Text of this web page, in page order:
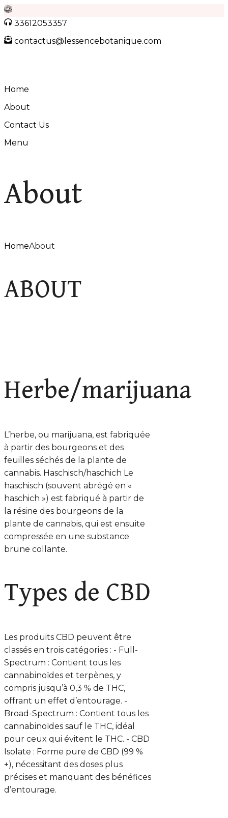
Skip
to
33612053357
contactus@lessencebotanique.com
Home
About
Contact Us
Menu
About
HomeAbout
ABOUT
Herbe/marijuana
L’herbe, ou marijuana, est fabriquée
à partir des bourgeons et des
feuilles séchés de la plante de
cannabis. Haschisch/haschich Le
haschisch (souvent abrégé en «
haschich ») est fabriqué à partir de
la résine des bourgeons de la
plante de cannabis, qui est ensuite
compressée en une substance
brune collante.
Types de CBD
Les produits CBD peuvent être
classés en trois catégories : - Full-
Spectrum : Contient tous les
cannabinoïdes et terpènes, y
compris jusqu’à 0,3 % de THC,
offrant un effet d’entourage. -
Broad-Spectrum : Contient tous les
cannabinoïdes sauf le THC, idéal
pour ceux qui évitent le THC. - CBD
Isolate : Forme pure de CBD (99 %
+), nécessitant des doses plus
précises et manquant des bénéfices
d’entourage.